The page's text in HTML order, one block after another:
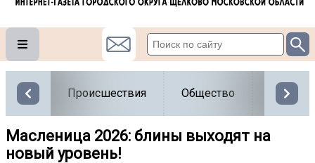
Происшествия Общество Власть
Масленица 2026: блины выходят на
новый уровень!